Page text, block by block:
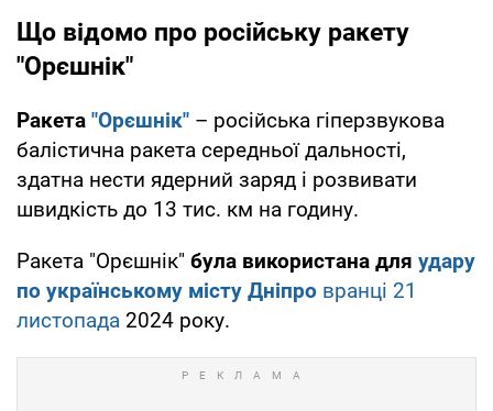
Що відомо про російську ракету
"Орєшнік"
Ракета "Орєшнік" – російська гіперзвукова
балістична ракета середньої дальності,
здатна нести ядерний заряд і розвивати
швидкість до 13 тис. км на годину.
Ракета "Орєшнік" була використана для удару
по українському місту Дніпро вранці 21
листопада 2024 року.